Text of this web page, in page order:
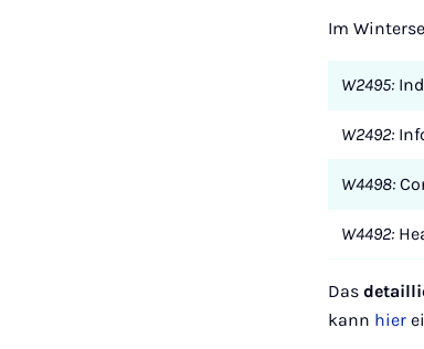
Im
W2495:
W2492:
W4498:
W4492:
Das
kann hier